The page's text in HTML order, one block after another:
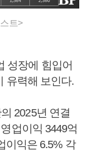
트>
성장에 힘입어
유력해 보인다.
2025년 연결
업이익 3449억
이익은 6.5% 각